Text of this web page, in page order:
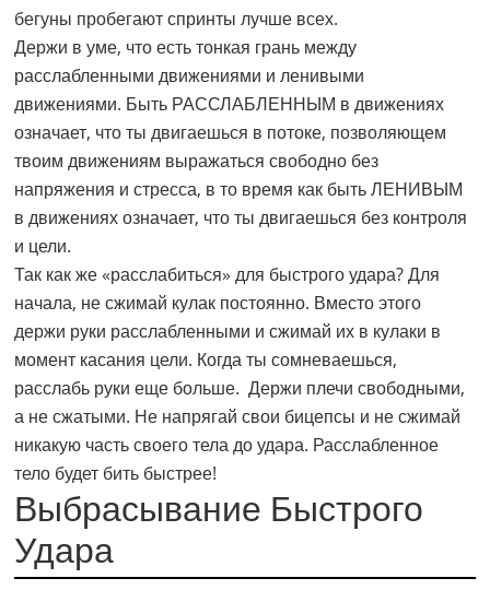
бегуны пробегают спринты лучше всех.
Держи в уме, что есть тонкая грань между
расслабленными движениями и ленивыми
движениями. Быть РАССЛАБЛЕННЫМ в движениях
означает, что ты двигаешься в потоке, позволяющем
твоим движениям выражаться свободно без
напряжения и стресса, в то время как быть ЛЕНИВЫМ
в движениях означает, что ты двигаешься без контроля
и цели.
Так как же «расслабиться» для быстрого удара? Для
начала, не сжимай кулак постоянно. Вместо этого
держи руки расслабленными и сжимай их в кулаки в
момент касания цели. Когда ты сомневаешься,
расслабь руки еще больше. Держи плечи свободными,
а не сжатыми. Не напрягай свои бицепсы и не сжимай
никакую часть своего тела до удара. Расслабленное
тело будет бить быстрее!
Выбрасывание Быстрого
Удара